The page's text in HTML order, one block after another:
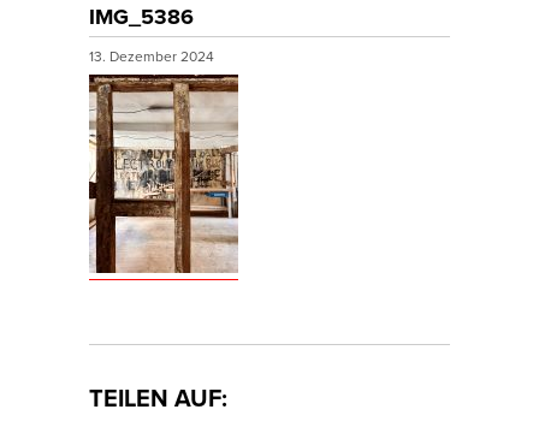
IMG_5386
13. Dezember 2024
TEILEN AUF: